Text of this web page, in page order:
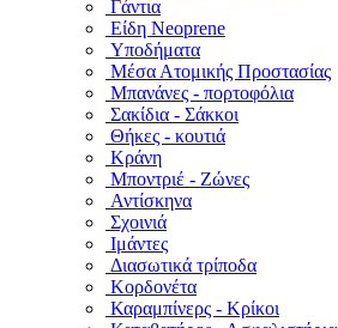
Γάντια
Είδη Neoprene
Υποδήματα
Μέσα Ατομικής Προστασίας
Μπανάνες - πορτοφόλια
Σακίδια - Σάκκοι
Θήκες - κουτιά
Κράνη
Μποντριέ - Ζώνες
Αντίσκηνα
Σχοινιά
Ιμάντες
Διασωτικά τρίποδα
Κορδονέτα
Καραμπίνερς - Κρίκοι